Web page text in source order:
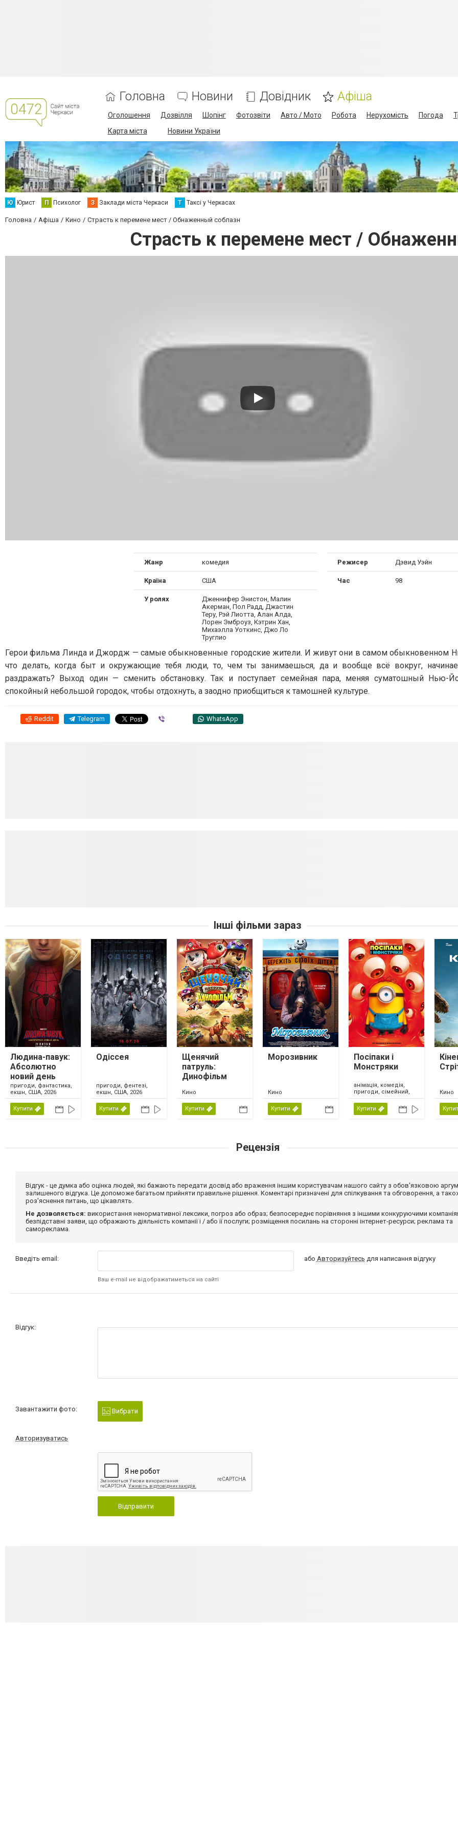
Головна Новини Довідник Афіша
Оголошення Дозвілля Шопінг Фотозвіти Авто / Мото Робота Нерухомість Погода
Карта міста
Новини України
Ю Юрист П Психолог З Заклади міста Черкаси Т Таксі у Черкасах
Головна Афіша Кино Страсть к перемене мест / Обнаженный соблазн
Страсть к перемене мест /
Жанр комедия
Країна США
У ролях
Дженнифер Энистон, Малин
Акерман, Пол Радд, Джастин
Теру, Рэй Лиотта, Алан Алда,
Лорен Эмброуз, Кэтрин Хан,
Михаэлла Уоткинс, Джо Ло
Труглио
Режисер Дэвид Уэйн
Час 98
Герои фильма Линда и Джордж — самые обыкновенные городские жители. И живут они в самом обыкновенном
что делать, когда быт и окружающие тебя люди, то, чем ты занимаешься, да и вообще всё вокруг,
раздражать? Выход один — сменить обстановку. Так и поступает семейная пара, меняя суматошный Нью-
спокойный небольшой городок, чтобы отдохнуть, а заодно приобщиться к тамошней культуре.
Reddit Telegram WhatsApp
Інші фільми зараз
Людина-павук:
Абсолютно
новий день
пригоди, фантастика,
екшн, США, 2026
Купити
Одіссея
пригоди, фентезі,
екшн, США, 2026
Купити
Щенячий
патруль:
Динофільм
Кино
Купити
Морозивник
Кино
Купити
Посіпаки і
Монстряки
анімація, комедія,
пригоди, сімейний,
США, 2026
Купити
Кино
Рецензія
Відгук - це думка або оцінка людей, які бажають передати досвід або враження іншим користувачам нашого сайту з обов'язковою
залишеного відгука. Це допоможе багатьом прийняти правильне рішення. Коментарі призначені для спілкування та обговорення, а
роз'яснення питань, що цікавлять.
Не дозволяється: використання ненормативної лексики, погроз або образ; безпосереднє порівняння з іншими конкуруючими
безпідставні заяви, що ображають діяльність компанії і / або її послуги; розміщення посилань на сторонні інтернет-ресурси; реклама та
самореклама.
Введіть email:
Ваш e-mail не відображатиметься на сайті
або Авторизуйтесь для написання відгуку
Відгук:
Завантажити фото: Вибрати
Авторизуватись
Відправити